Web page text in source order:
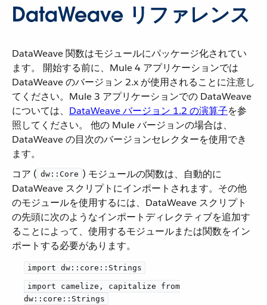
DataWeave リファレンス
DataWeave 関数はモジュールにパッケージ化されてい
ます。 開始する前に、Mule 4 アプリケーションでは
DataWeave のバージョン 2.x が使用されることに注意し
てください。Mule 3 アプリケーションでの DataWeave
については、​ DataWeave バージョン 1.2 の演算子​を参
照してください。 他の Mule バージョンの場合は、
DataWeave の目次のバージョンセレクターを使用でき
ます。
コア (​ dw::Core ​) モジュールの関数は、自動的に
DataWeave スクリプトにインポートされます。その他
のモジュールを使用するには、DataWeave スクリプト
の先頭に次のようなインポートディレクティブを追加す
ることによって、使用するモジュールまたは関数をイン
ポートする必要があります。
import dw::core::Strings
import camelize, capitalize from
dw::core::Strings